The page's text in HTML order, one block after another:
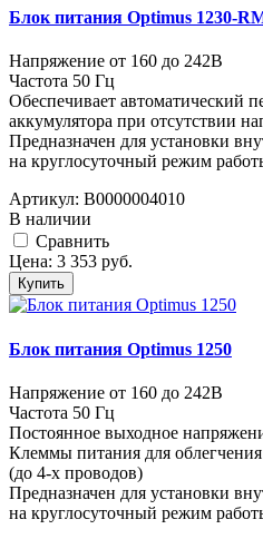
Блок питания Optimus 1230-
Напряжение от 160 до 242В
Частота 50 Гц
Обеспечивает автоматический
аккумулятора при отсутствии
Предназначен для установки
на круглосуточный режим
Артикул: В0000004010
В наличии
Cравнить
Цена: 3 353 руб.
Купить
Блок питания Optimus 1250
Напряжение от 160 до 242В
Частота 50 Гц
Постоянное выходное
Клеммы питания для
(до 4-х проводов)
Предназначен для установки
на круглосуточный режим